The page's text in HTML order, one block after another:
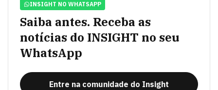
INSIGHT NO WHATSAPP
Saiba antes. Receba as
notícias do INSIGHT no seu
WhatsApp
Entre na comunidade do Insight